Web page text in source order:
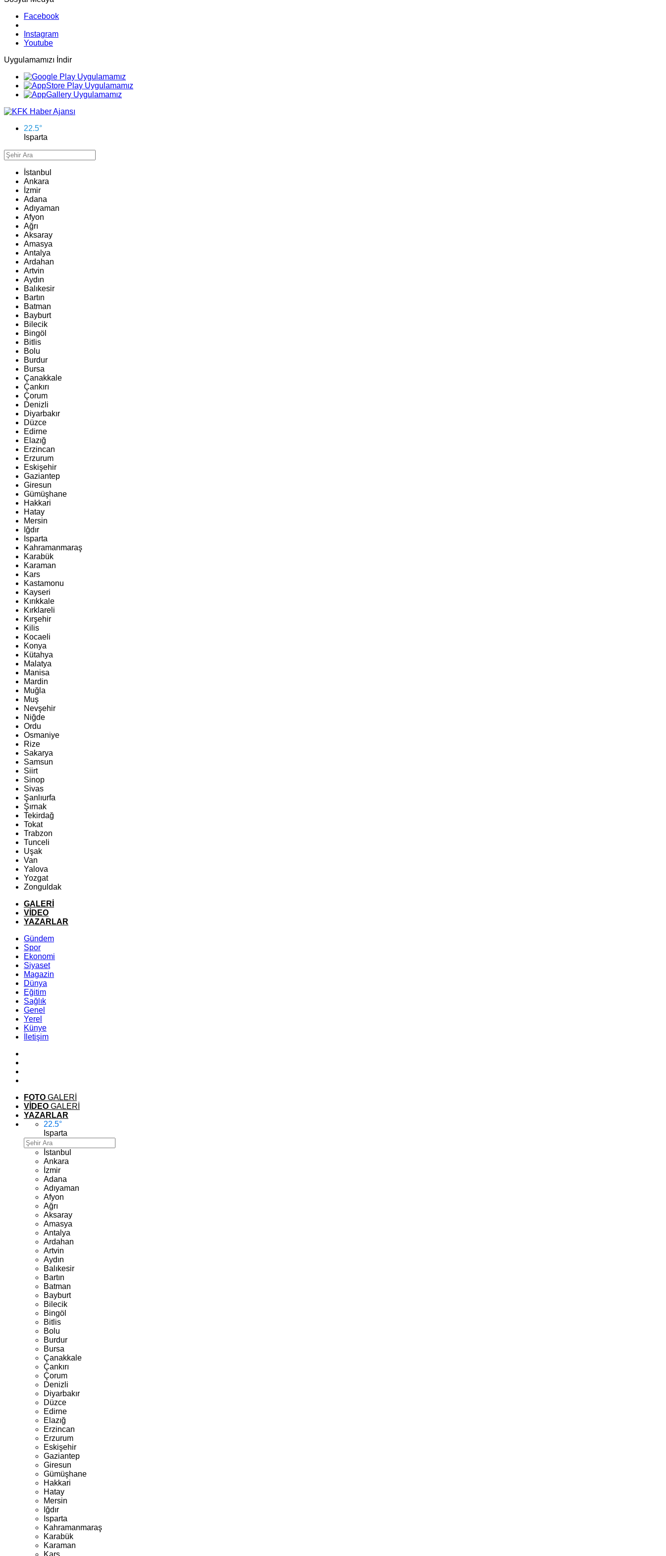
Facebook
Instagram
Youtube
Uygulamamızı İndir
22.5°
Isparta
İstanbul
Ankara
İzmir
Adana
Adıyaman
Afyon
Ağrı
Aksaray
Amasya
Antalya
Ardahan
Artvin
Aydın
Balıkesir
Bartın
Batman
Bayburt
Bilecik
Bingöl
Bitlis
Bolu
Burdur
Bursa
Çanakkale
Çankırı
Çorum
Denizli
Diyarbakır
Düzce
Edirne
Elazığ
Erzincan
Erzurum
Eskişehir
Gaziantep
Giresun
Gümüşhane
Hakkari
Hatay
Mersin
Iğdır
Isparta
Kahramanmaraş
Karabük
Karaman
Kars
Kastamonu
Kayseri
Kırıkkale
Kırklareli
Kırşehir
Kilis
Kocaeli
Konya
Kütahya
Malatya
Manisa
Mardin
Muğla
Muş
Nevşehir
Niğde
Ordu
Osmaniye
Rize
Sakarya
Samsun
Siirt
Sinop
Sivas
Şanlıurfa
Şırnak
Tekirdağ
Tokat
Trabzon
Tunceli
Uşak
Van
Yalova
Yozgat
Zonguldak
GALERİ
VİDEO
YAZARLAR
Gündem
Spor
Ekonomi
Siyaset
Magazin
Dünya
Eğitim
Sağlık
Genel
Yerel
Künye
İletişim
FOTO GALERİ
VİDEO GALERİ
YAZARLAR
22.5°
Isparta
İstanbul
Ankara
İzmir
Adana
Adıyaman
Afyon
Ağrı
Aksaray
Amasya
Antalya
Ardahan
Artvin
Aydın
Balıkesir
Bartın
Batman
Bayburt
Bilecik
Bingöl
Bitlis
Bolu
Burdur
Bursa
Çanakkale
Çankırı
Çorum
Denizli
Diyarbakır
Düzce
Edirne
Elazığ
Erzincan
Erzurum
Eskişehir
Gaziantep
Giresun
Gümüşhane
Hakkari
Hatay
Mersin
Iğdır
Isparta
Kahramanmaraş
Karabük
Karaman
Kars